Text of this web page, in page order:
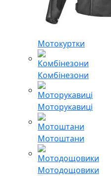
Мотокуртки
Комбінезони
Моторукавиці
Мотоштани
Мотодощовики